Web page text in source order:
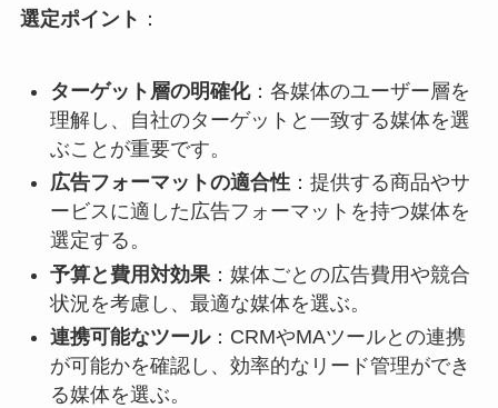
選定ポイント ：
ターゲット層の明確化：​各媒体のユーザー層を
理解し、自社のターゲットと一致する媒体を選
ぶことが重要です。​
広告フォーマットの適合性：​提供する商品やサ
ービスに適した広告フォーマットを持つ媒体を
選定する。​
予算と費用対効果：​媒体ごとの広告費用や競合
状況を考慮し、最適な媒体を選ぶ。​
連携可能なツール：​CRMやMAツールとの連携
が可能かを確認し、効率的なリード管理ができ
る媒体を選ぶ。